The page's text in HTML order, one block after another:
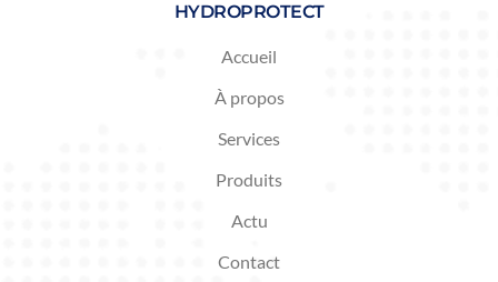
HYDROPROTECT
Accueil
À propos
Services
Produits
Actu
Contact